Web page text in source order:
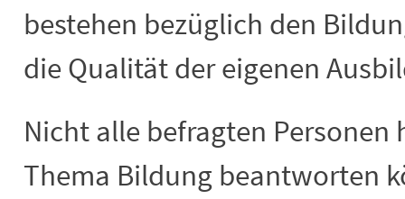
bestehen bezüglich den
die Qualität der eigenen
Nicht alle befragten Personen
Thema Bildung beantworten